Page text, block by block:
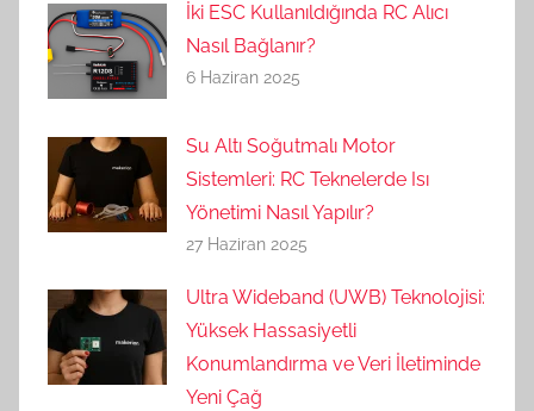
İki ESC Kullanıldığında RC Alıcı
Nasıl Bağlanır?
6 Haziran 2025
Su Altı Soğutmalı Motor
Sistemleri: RC Teknelerde Isı
Yönetimi Nasıl Yapılır?
27 Haziran 2025
Ultra Wideband (UWB) Teknolojisi:
Yüksek Hassasiyetli
Konumlandırma ve Veri İletiminde
Yeni Çağ